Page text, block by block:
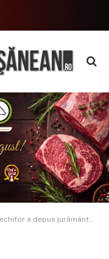
a depus jurământul în funcție